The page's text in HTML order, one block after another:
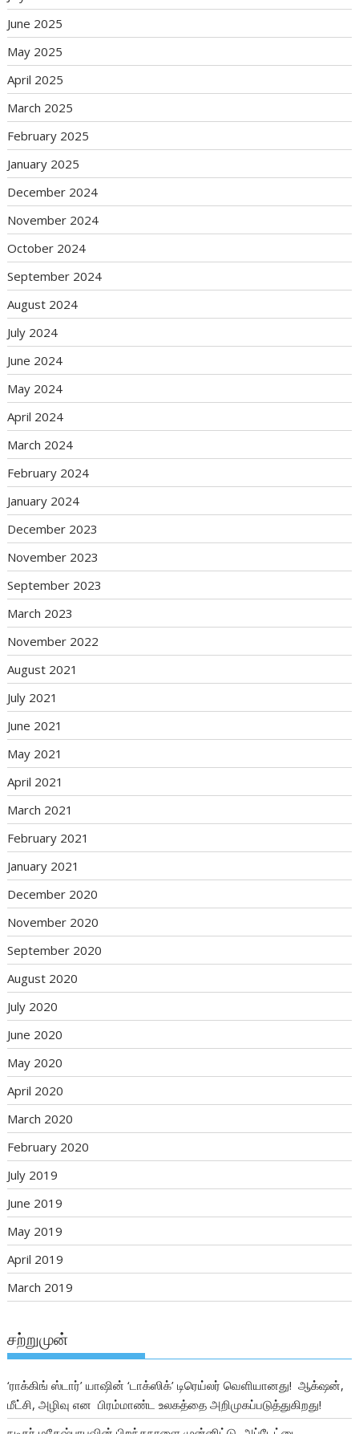
June 2025
May 2025
April 2025
March 2025
February 2025
January 2025
December 2024
November 2024
October 2024
September 2024
August 2024
July 2024
June 2024
May 2024
April 2024
March 2024
February 2024
January 2024
December 2023
November 2023
September 2023
March 2023
November 2022
August 2021
July 2021
June 2021
May 2021
April 2021
March 2021
February 2021
January 2021
December 2020
November 2020
September 2020
August 2020
July 2020
June 2020
May 2020
April 2020
March 2020
February 2020
July 2019
June 2019
May 2019
April 2019
March 2019
சற்றுமுன்
‘ராக்கிங் ஸ்டார்’ யாஷின் ‘டாக்ஸிக்’ டிரெய்லர் வெளியானது! ஆக்‌ஷன்,
மீட்சி, அழிவு என பிரம்மாண்ட உலகத்தை அறிமுகப்படுத்துகிறது!